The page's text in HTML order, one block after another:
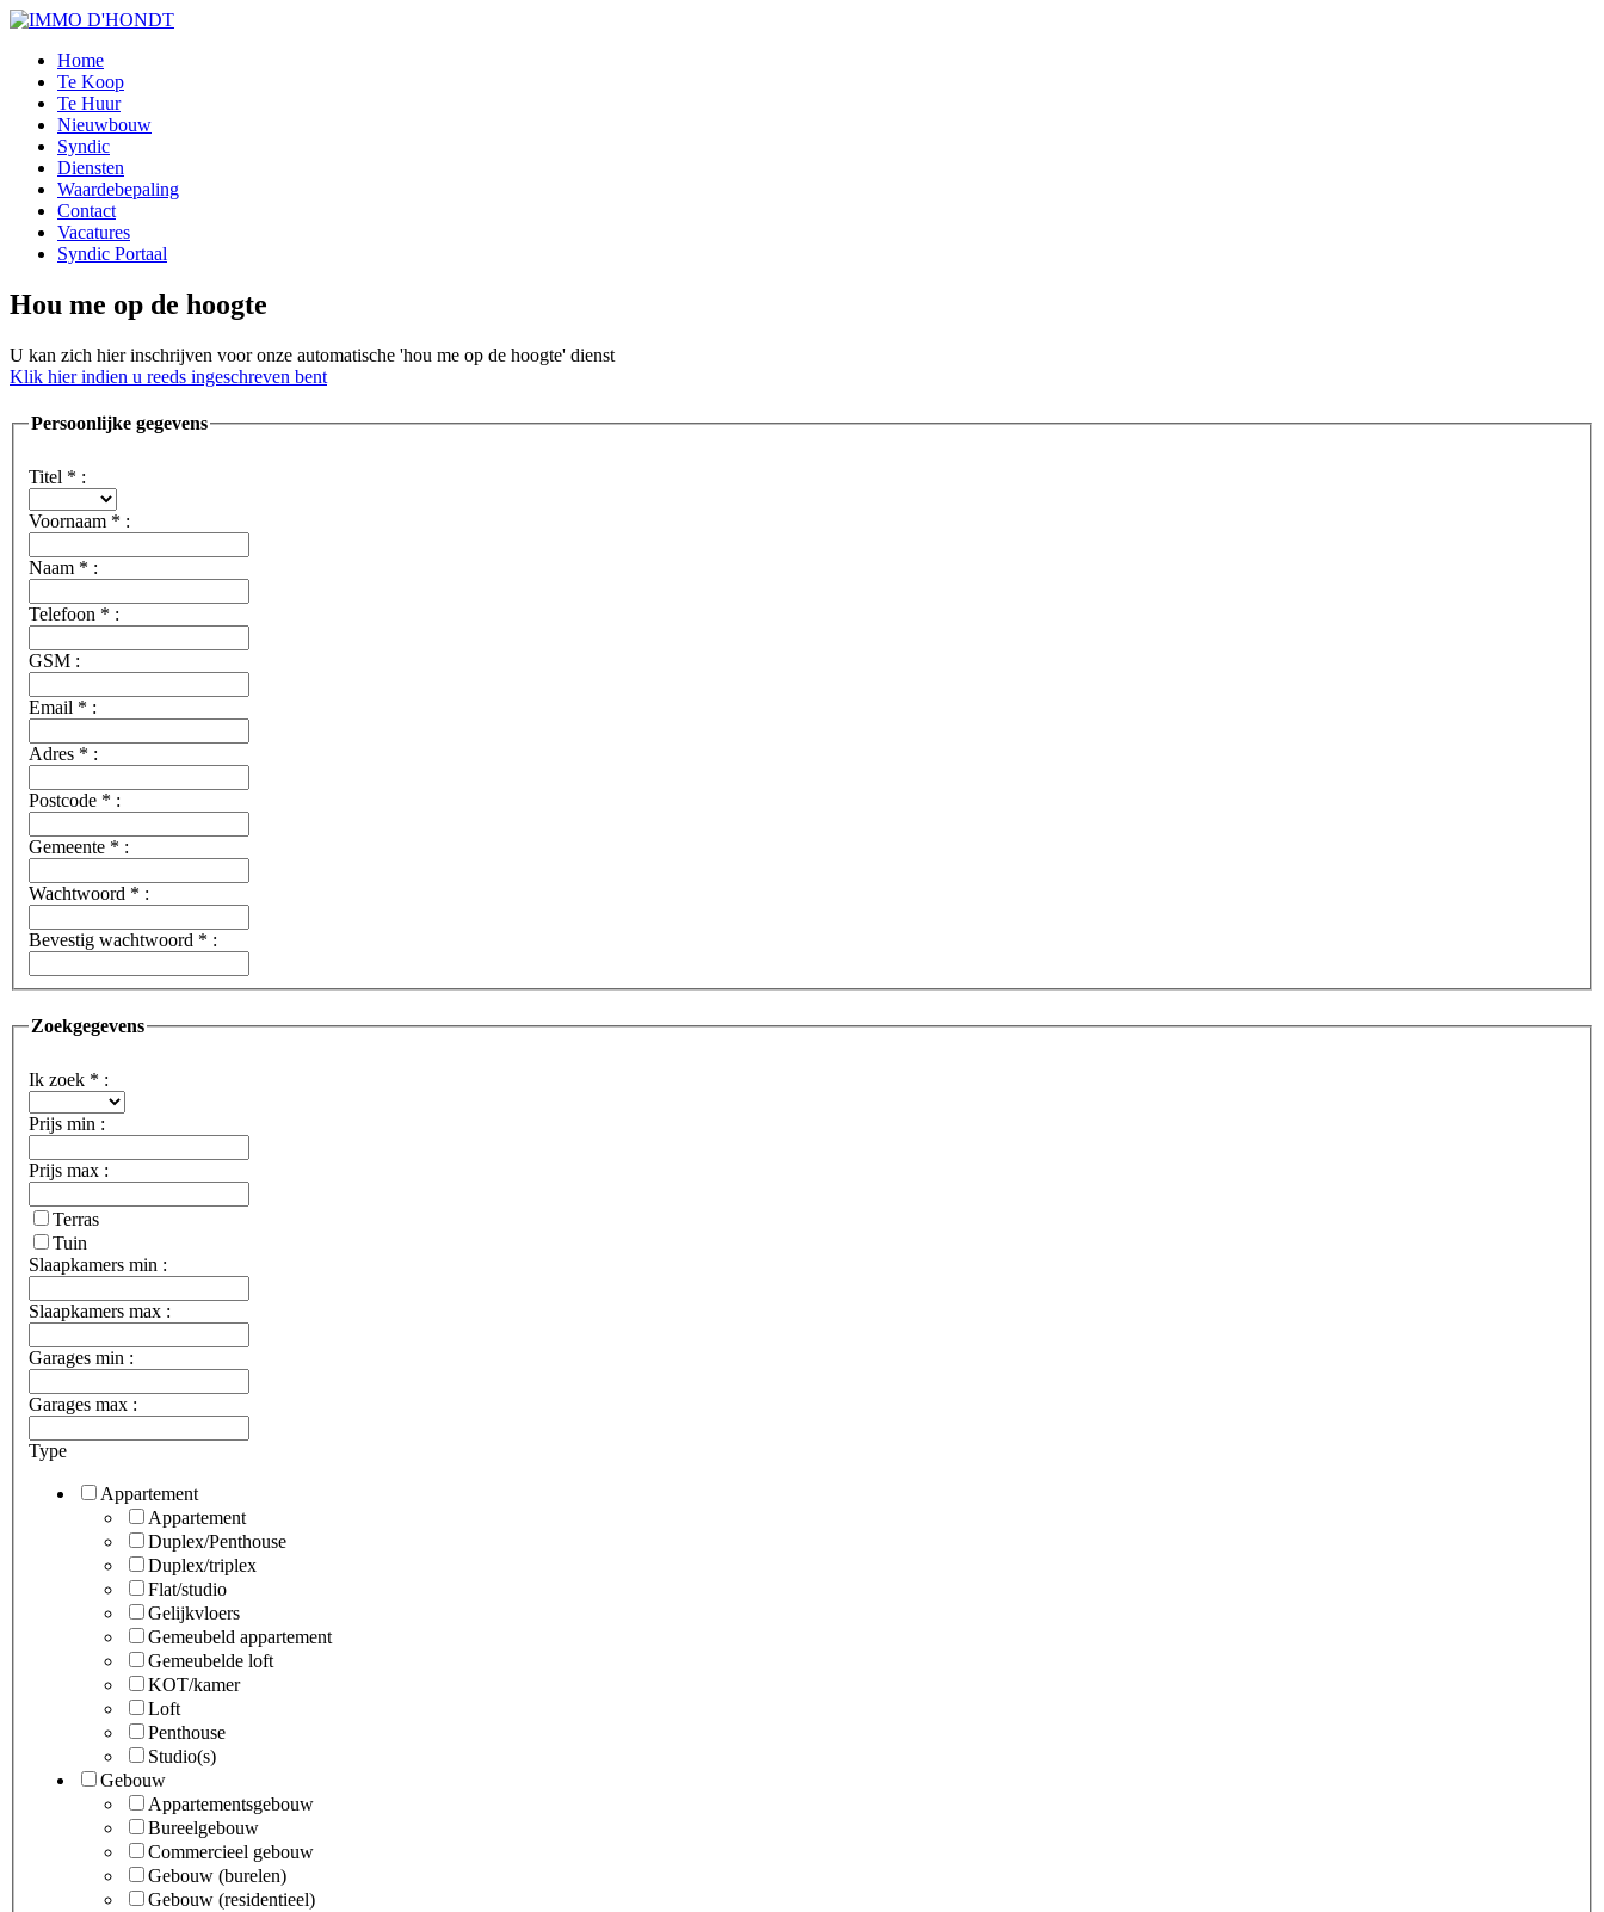
Home
Te Koop
Te Huur
Nieuwbouw
Syndic
Diensten
Waardebepaling
Contact
Vacatures
Syndic Portaal
Hou me op de hoogte
U kan zich hier inschrijven voor onze automatische 'hou me op de hoogte' dienst
Klik hier indien u reeds ingeschreven bent
Persoonlijke gegevens
Titel * :
Voornaam * :
Naam * :
Telefoon * :
GSM :
Email * :
Adres * :
Postcode * :
Gemeente * :
Wachtwoord * :
Bevestig wachtwoord * :
Zoekgegevens
Ik zoek * :
Prijs ​​min :
Prijs max :
Terras
Tuin
Slaapkamers min :
Slaapkamers max :
Garages min :
Garages max :
Type
Appartement
Appartement
Duplex/Penthouse
Duplex/triplex
Flat/studio
Gelijkvloers
Gemeubeld appartement
Gemeubelde loft
KOT/kamer
Loft
Penthouse
Studio(s)
Gebouw
Appartementsgebouw
Bureelgebouw
Commercieel gebouw
Gebouw (burelen)
Gebouw (residentieel)